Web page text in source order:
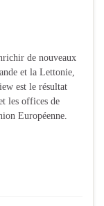
de nouveaux
et la Lettonie,
est le résultat
les offices de
Européenne.